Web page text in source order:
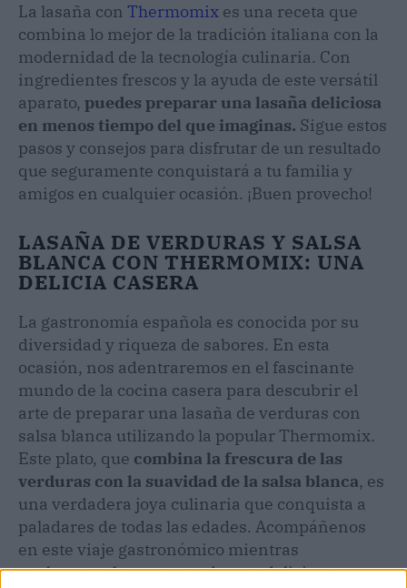
La lasaña con Thermomix es una receta que
combina lo mejor de la tradición italiana con la
modernidad de la tecnología culinaria. Con
ingredientes frescos y la ayuda de este versátil
aparato, puedes preparar una lasaña deliciosa
en menos tiempo del que imaginas. Sigue estos
pasos y consejos para disfrutar de un resultado
que seguramente conquistará a tu familia y
amigos en cualquier ocasión. ¡Buen provecho!
LASAÑA DE VERDURAS Y SALSA
BLANCA CON THERMOMIX: UNA
DELICIA CASERA
La gastronomía española es conocida por su
diversidad y riqueza de sabores. En esta
ocasión, nos adentraremos en el fascinante
mundo de la cocina casera para descubrir el
arte de preparar una lasaña de verduras con
salsa blanca utilizando la popular Thermomix.
Este plato, que combina la frescura de las
verduras con la suavidad de la salsa blanca, es
una verdadera joya culinaria que conquista a
paladares de todas las edades. Acompáñenos
en este viaje gastronómico mientras
exploramos los secretos de esta deliciosa